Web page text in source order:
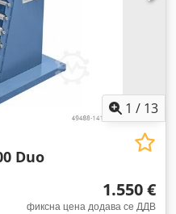
1 / 13
Duo
1.550 €
фиксна цена додава се ДДВ